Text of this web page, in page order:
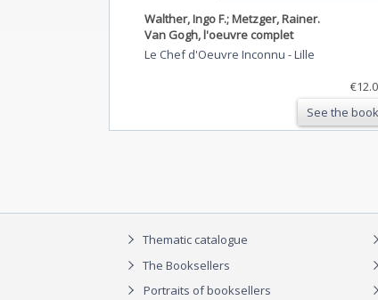
Walther, Ingo F.; Metzger, Rainer.
Van Gogh, l'oeuvre complet
Le Chef d'Oeuvre Inconnu -Lille
See the book
Thematic catalogue
The Booksellers
Portraits of booksellers